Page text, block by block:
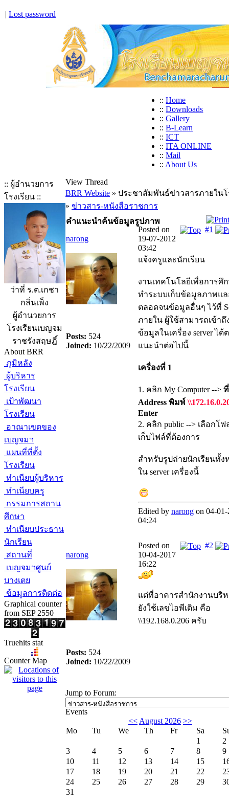
| Lost password
:: Home
:: Downloads
:: Gallery
:: B-Learn
:: ICT
:: ITA ONLINE
:: Mail
:: About Us
:: ผู้อำนวยการ
โรงเรียน ::
ว่าที่ ร.ต.เกชา
กลิ่นเพ็ง
ผู้อำนวยการ
โรงเรียนเบญจม
ราชรังสฤษฎิ์
About BRR
ภูมิหลัง
ผู้บริหาร
โรงเรียน
เป้าพัฒนา
โรงเรียน
อาณาเขตของ
เบญจมฯ
แผนที่ที่ตั้ง
โรงเรียน
ทำเนียบผู้บริหาร
ทำเนียบครู
กรรมการสถาน
ศึกษา
ทำเนียบประธาน
นักเรียน
สถานที่
เบญจมฯศูนย์
บางเตย
ข้อมูลการติดต่อ
Graphical counter
from SEP 2550
Truehits stat
Counter Map
View Thread
BRR Website » ประชาสัมพันธ์ข่าวสารภายในโ
» ข่าวสาร-หนังสือราชการ
คำแนะนำค้นข้อมูลรูปภาพ
narong
#1
Posted on
19-07-2012
03:42
Posts: 524
Joined: 10/22/2009
แจ้งครูและนักเรียน
งานเทคโนโลยีเพื่อการศึ
ทำระบบเก็บข้อมูลภาพแ
ตลอดจนข้อมูลอื่นๆ ไว้ที่
ภายใน ผู้ใช้สามารถเข้าถึ
ข้อมูลในเครื่อง server ได้
แนะนำต่อไปนี้
เครื่องที่ 1
1. คลิก My Computer -->
Address พิมพ์
Enter
2. คลิก public --> เลือกโฟ
เก็บไฟล์ที่ต้องการ
สำหรับรูปถ่ายนักเรียนทั้ง
ใน server เครื่องนี้
Edited by narong on 04-
04:24
narong
#2
Posted on
10-04-2017
16:22
Posts: 524
Joined: 10/22/2009
แต่ที่อาคารสำนักงานบริห
ยังใช้เลขไอพีเดิม คือ
\\192.168.0.206 ครับ
Jump to Forum:
Events
<< August 2026 >>
Mo
Tu We Th Fr Sa
1
2
3
4 5 6 7 8
9
10
11 12 13 14 15
17
18 19 20 21 22
24
25 26 27 28 29
31